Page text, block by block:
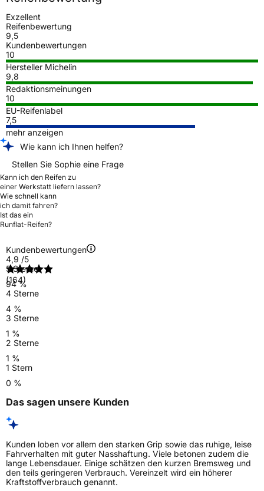
Exzellent
Reifenbewertung
9,5
Kundenbewertungen
10
Hersteller Michelin
9,8
Redaktionsmeinungen
10
EU-Reifenlabel
7,5
mehr anzeigen
Wie kann ich Ihnen helfen?
Stellen Sie Sophie eine Frage
Kann ich den Reifen zu
einer Werkstatt liefern lassen?
Wie schnell kann
ich damit fahren?
Ist das ein
Runflat-Reifen?
Kundenbewertungen
4,9 /5
(164)
5 Sterne
94 %
4 Sterne
4 %
3 Sterne
1 %
2 Sterne
1 %
1 Stern
0 %
Das sagen unsere Kunden
Kunden loben vor allem den starken Grip sowie das ruhige, leise
Fahrverhalten mit guter Nasshaftung. Viele betonen zudem die
lange Lebensdauer. Einige schätzen den kurzen Bremsweg und
den teils geringeren Verbrauch. Vereinzelt wird ein höherer
Kraftstoffverbrauch genannt.